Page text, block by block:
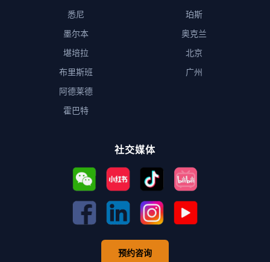
悉尼
墨尔本
堪培拉
布里斯班
阿德莱德
霍巴特
珀斯
奥克兰
北京
广州
社交媒体
预约咨询